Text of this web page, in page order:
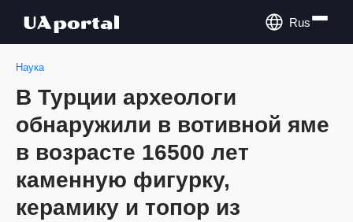
Rus
Наука
В Турции археологи
обнаружили в вотивной яме
в возрасте 16500 лет
каменную фигурку,
керамику и топор из